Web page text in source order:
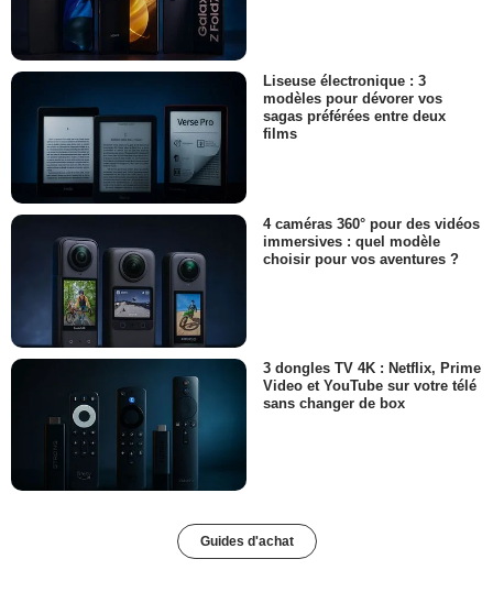
Liseuse électronique : 3
modèles pour dévorer vos
sagas préférées entre deux
films
4 caméras 360° pour des vidéos
immersives : quel modèle
choisir pour vos aventures ?
3 dongles TV 4K : Netflix, Prime
Video et YouTube sur votre télé
sans changer de box
Guides d'achat